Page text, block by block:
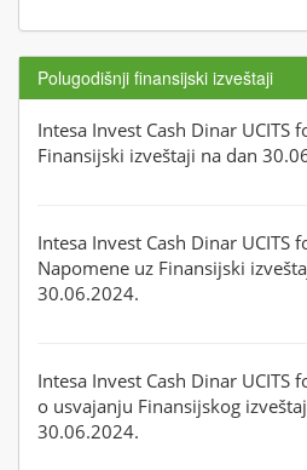
Polugodišnji finansijski izveštaji
Intesa Invest Cash Dinar UCITS
Finansijski izveštaji na dan
Intesa Invest Cash Dinar UCITS
Napomene uz Finansijski
30.06.2024.
Intesa Invest Cash Dinar UCITS
o usvajanju Finansijskog
30.06.2024.